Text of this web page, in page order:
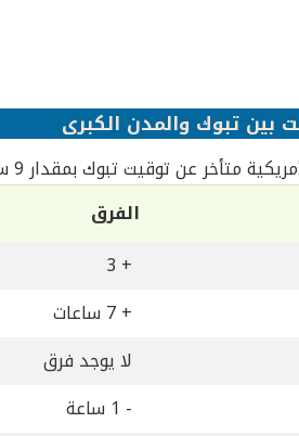
بين تبوك والمدن الكبرى
متأخر عن توقيت تبوك بمقدار 9 ساعات
الفرق
+ 3
+ 7 ساعات
لا يوجد فرق
- 1 ساعة